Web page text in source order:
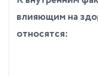
влияющим на
относятся: